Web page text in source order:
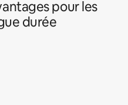
pour les
durée